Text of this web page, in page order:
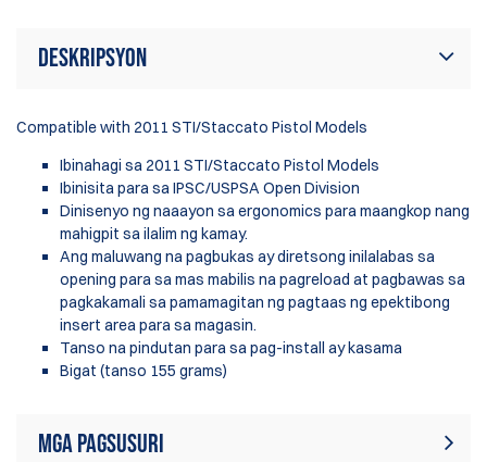
Deskripsyon
Compatible with 2011 STI/Staccato Pistol Models
Ibinahagi sa 2011 STI/Staccato Pistol Models
Ibinisita para sa IPSC/USPSA Open Division
Dinisenyo ng naaayon sa ergonomics para maangkop nang
mahigpit sa ilalim ng kamay.
Ang maluwang na pagbukas ay diretsong inilalabas sa
opening para sa mas mabilis na pagreload at pagbawas sa
pagkakamali sa pamamagitan ng pagtaas ng epektibong
insert area para sa magasin.
Tanso na pindutan para sa pag-install ay kasama
Bigat (tanso 155 grams)
Mga Pagsusuri